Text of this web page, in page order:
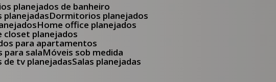
planejados de banheiro
planejadas Dormitorios planejados
Home office planejados
closet planejados
para apartamentos
para sala Móveis sob medida
de tv planejadas Salas planejadas